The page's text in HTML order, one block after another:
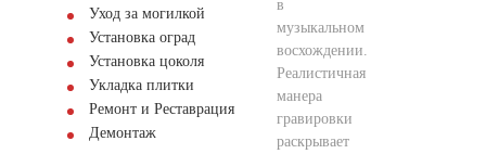
Уход за могилкой
Установка оград
Установка цоколя
Укладка плитки
Ремонт и Реставрация
Демонтаж
в
музыкальном
восхождении.
Реалистичная
манера
гравировки
раскрывает